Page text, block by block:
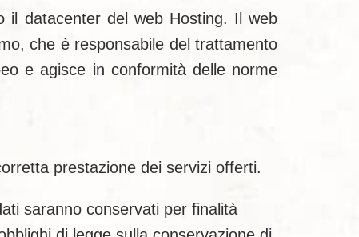
il datacenter del web Hosting. Il web
che è responsabile del trattamento
e agisce in conformità delle norme
prestazione dei servizi offerti.
saranno conservati per finalità